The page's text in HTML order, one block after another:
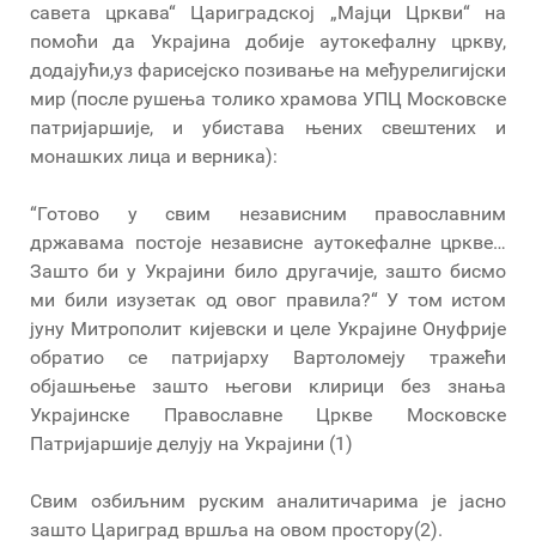
савета цркава“ Цариградској „Мајци Цркви“ на
помоћи да Украјина добије аутокефалну цркву,
додајући,уз фарисејско позивање на међурелигијски
мир (после рушења толико храмова УПЦ Московске
патријаршије, и убистава њених свештених и
монашких лица и верника):
“Готово у свим независним православним
државама постоје независне аутокефалне цркве…
Зашто би у Украјини било другачије, зашто бисмо
ми били изузетак од овог правила?“ У том истом
јуну Митрополит кијевски и целе Украјине Онуфрије
обратио се патријарху Вартоломеју тражећи
објашњење зашто његови клирици без знања
Украјинске Православне Цркве Московске
Патријаршије делују на Украјини (1)
Свим озбиљним руским аналитичарима је јасно
зашто Цариград вршља на овом простору(2).